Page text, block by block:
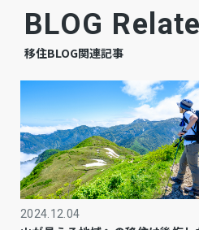
－
都市計画 市街化区域
用途地域 1種住居
設備・条件
システムキッチン
浄便座、追い焚き
ト、駐車場２台分
BLOG
移住BLOG関連記事
2024.12.04